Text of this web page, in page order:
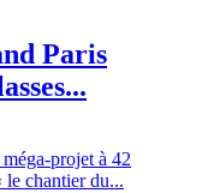
Paris
projet à 42
le chantier du...